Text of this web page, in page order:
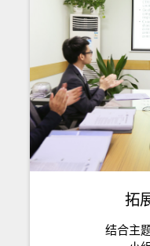
拓
结合主